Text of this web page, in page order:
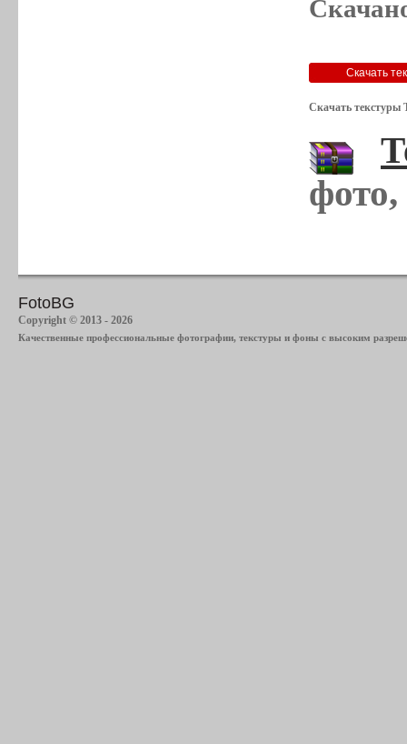
Скачать текстуры
FotoBG
Copyright © 2013 - 2026
Качественные профессиональные фотографии, текстуры и фоны с высоким